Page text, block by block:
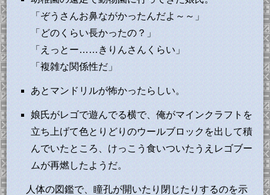
「ぞうさんお鼻ながかったんだよ～～」
「どのくらい長かったの？」
「えっとー……きりんさんくらい」
「複雑な関係性だ」
あとマンドリルが怖かったらしい。
娘氏がレゴで遊んでる横で、俺がマインクラフトを
立ち上げて色とりどりのウールブロックを出して積
んでいたところ、けっこう食いついたうえレゴブー
ムが再燃したようだ。
人体の図鑑で、瞳孔が開いたり閉じたりするのを示